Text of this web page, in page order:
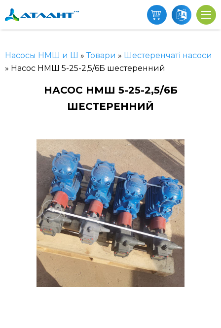
Насосы НМШ и Ш »Товари » Шестеренчаті насоси
» Насос НМШ 5-25-2,5/6Б шестеренний
НАСОС НМШ 5-25-2,5/6Б
ШЕСТЕРЕННИЙ
< >